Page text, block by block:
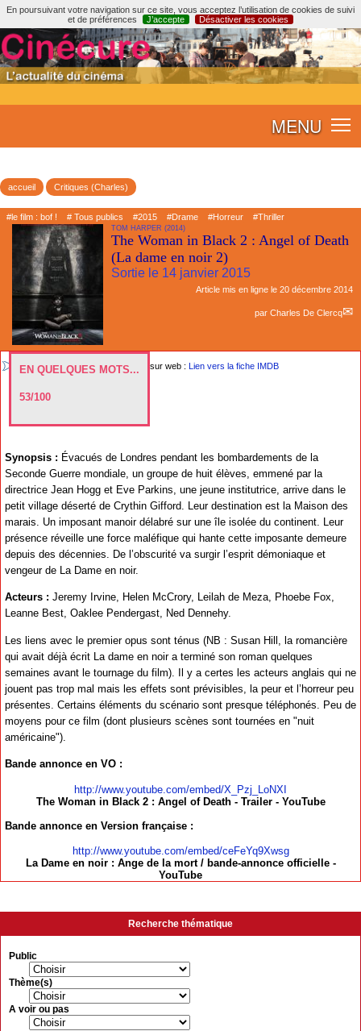
En poursuivant votre navigation sur ce site, vous acceptez l’utilisation de cookies de suivi
et de préférences
J’accepte Désactiver les cookies
MENU
accueil Critiques (Charles)
#le film : bof ! # Tous publics #2015 #Drame #Horreur #Thriller
TOM HARPER (2014)
The Woman in Black 2 : Angel of Death
(La dame en noir 2)
Sortie le 14 janvier 2015
Article mis en ligne le 20 décembre 2014
par Charles De Clercq
EN QUELQUES MOTS...
53/100
sur web : Lien vers la fiche IMDB
Synopsis : Évacués de Londres pendant les bombardements de la
Seconde Guerre mondiale, un groupe de huit élèves, emmené par la
directrice Jean Hogg et Eve Parkins, une jeune institutrice, arrive dans le
petit village déserté de Crythin Gifford. Leur destination est la Maison des
marais. Un imposant manoir délabré sur une île isolée du continent. Leur
présence réveille une force maléfique qui hante cette imposante demeure
depuis des décennies. De l’obscurité va surgir l’esprit démoniaque et
vengeur de La Dame en noir.
Acteurs : Jeremy Irvine, Helen McCrory, Leilah de Meza, Phoebe Fox,
Leanne Best, Oaklee Pendergast, Ned Dennehy.
Les liens avec le premier opus sont ténus (NB : Susan Hill, la romancière
qui avait déjà écrit La dame en noir a terminé son roman quelques
semaines avant le tournage du film). Il y a certes les acteurs anglais qui ne
jouent pas trop mal mais les effets sont prévisibles, la peur et l’horreur peu
présentes. Certains éléments du scénario sont presque téléphonés. Peu de
moyens pour ce film (dont plusieurs scènes sont tournées en "nuit
américaine").
Bande annonce en VO :
http://www.youtube.com/embed/X_Pzj_LoNXI
The Woman in Black 2 : Angel of Death - Trailer - YouTube
Bande annonce en Version française :
http://www.youtube.com/embed/ceFeYq9Xwsg
La Dame en noir : Ange de la mort / bande-annonce officielle -
YouTube
Recherche thématique
Public
Thème(s)
A voir ou pas